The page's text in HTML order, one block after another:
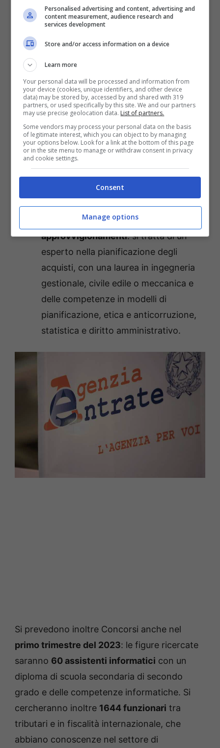
di tipo giuridico e delle competenze
formali, di ispezione ipotecaria e
acquisizione della documentazione, ma
anche competenze di diritto civile,
diritto penale e organizzazione interna
degli uffici;
Funzionario in attività legale: si tratta
di un esperto nel pubblico impiego e
nelle proceduto dei contratti pubblici,
con una laurea di tipo giuridico e delle
civile commerciale, diritto del lavoro e
diritto penale;
Funzionario logistica
approvvigionamenti: si tratta di un
esperto nella pianificazione degli
acquisti, con una laurea in ingegneria
gestionale, civile edile o meccanica e
delle competenze in modelli di
pianificazione, etica e anticorruzione,
statistica e diritto amministrativo.
Si prevedono inoltre Concorsi anche nel
primo trimestre del 2023: le figure ricercate
saranno 60 assistenti informatici con un
diploma di scuola secondaria di secondo
grado e delle competenze informatiche. Si
cercheranno inoltre 1644 funzionari tra
tributari e in fiscalità internazionale, che
abbiano conoscenze nel settore di
Personalised advertising and content, advertising and
content measurement, audience research and
services development
Store and/or access information on a device
Learn more
Your personal data will be processed and information from
your device (cookies, unique identifiers, and other device
data) may be stored by, accessed by and shared with 319
partners, or used specifically by this site. We and our partners
may use precise geolocation data. List of partners.
Some vendors may process your personal data on the basis
of legitimate interest, which you can object to by managing
your options below. Look for a link at the bottom of this page
or in the site menu to manage or withdraw consent in privacy
and cookie settings.
Consent
Manage options